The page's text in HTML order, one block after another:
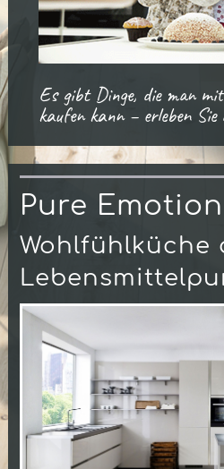
Es gibt Dinge, die man
kaufen kann – erleben Sie
Pure Emotion
Wohlfühlküche